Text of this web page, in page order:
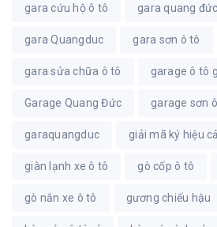
gara cứu hộ ô tô gara quang đức
gara Quangduc gara sơn ô tô
gara sửa chữa ô tô garage ô tô
Garage Quang Đức garage sơn
garaquangduc giải mã ký hiệu
giàn lạnh xe ô tô gò cốp ô tô
gò nắn xe ô tô gương chiếu hậu